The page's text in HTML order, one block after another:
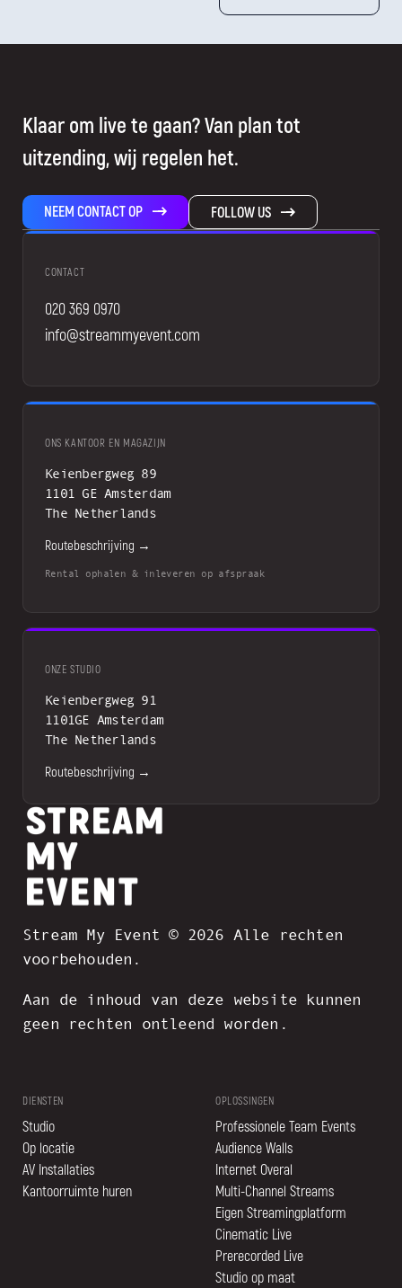
Klaar om live te gaan? Van plan tot
uitzending, wij regelen het.
NEEM CONTACT OP FOLLOW US
CONTACT
020 369 0970
info@streammyevent.com
ONS KANTOOR EN MAGAZIJN
Keienbergweg 89
1101 GE Amsterdam
The Netherlands
Routebeschrijving →
Rental ophalen & inleveren op afspraak
ONZE STUDIO
Keienbergweg 91
1101GE Amsterdam
The Netherlands
Routebeschrijving →
Stream My Event © 2026 Alle rechten
voorbehouden.
Aan de inhoud van deze website kunnen
geen rechten ontleend worden.
DIENSTEN
Studio
Op locatie
AV Installaties
Kantoorruimte huren
OPLOSSINGEN
Professionele Team Events
Audience Walls
Internet Overal
Multi-Channel Streams
Eigen Streamingplatform
Cinematic Live
Prerecorded Live
Studio op maat